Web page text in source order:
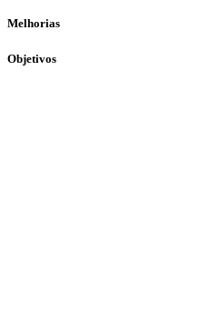
Melhorias
Objetivos